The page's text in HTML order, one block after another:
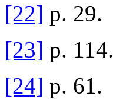
[22] p. 29.
[23] p. 114.
[24] p. 61.